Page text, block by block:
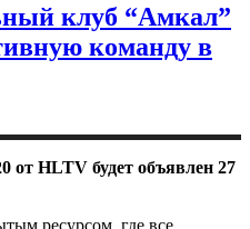
клуб “Амкал”
команду в
от HLTV будет объявлен 27
ресурсом, где все